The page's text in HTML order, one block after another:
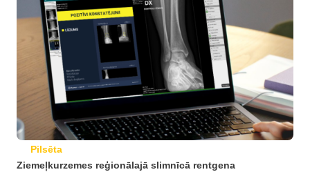
Pilsēta
Ziemeļkurzemes reģionālajā slimnīcā rentgena